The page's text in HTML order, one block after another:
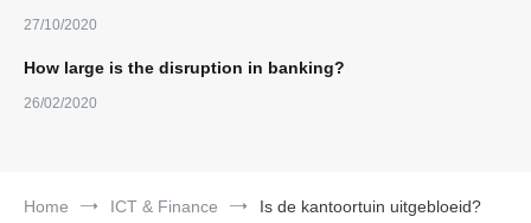
27/10/2020
How large is the disruption in banking?
26/02/2020
Home ICT & Finance Is de kantoortuin uitgebloeid?